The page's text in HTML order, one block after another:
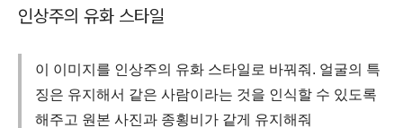
인상주의 유화 스타일
이 이미지를 인상주의 유화 스타일로 바꿔줘. 얼굴의 특
징은 유지해서 같은 사람이라는 것을 인식할 수 있도록
해주고 원본 사진과 종횡비가 같게 유지해줘